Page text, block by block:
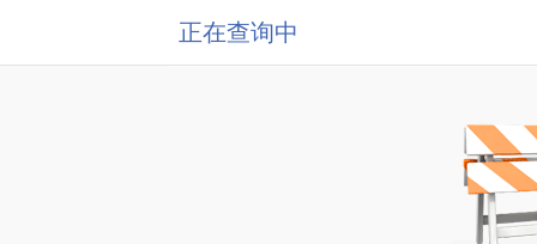
正在查询中